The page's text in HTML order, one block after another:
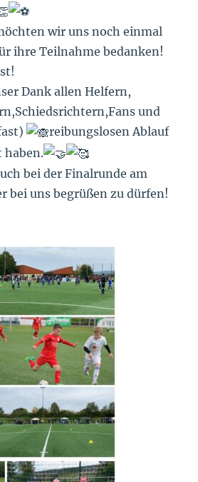
wir uns noch einmal
ihre Teilnahme bedanken!
Dank allen Helfern,
und
reibungslosen Ablauf
haben.
bei der Finalrunde am
bei uns begrüßen zu dürfen!